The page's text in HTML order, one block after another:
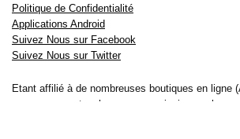
Politique de Confidentialité
Applications Android
Suivez Nous sur Facebook
Suivez Nous sur Twitter
Etant affilié à de nombreuses boutiques en ligne
nous pouvons toucher une commission sur les